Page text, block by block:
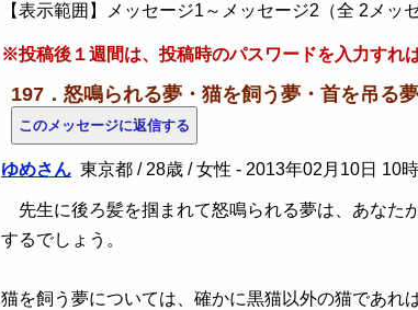
【表示範囲】メッセージ1～メッセージ2（全 2メッ
※投稿後１週間は、投稿時のパスワードを入力すれ
197．怒鳴られる夢・猫を飼う夢・首を吊る
ゆめさん 東京都 / 28歳 / 女性 - 2013年02月10日 10
先生に後ろ髪を掴まれて怒鳴られる夢は、あなた
するでしょう。
猫を飼う夢については、確かに黒猫以外の猫であれ